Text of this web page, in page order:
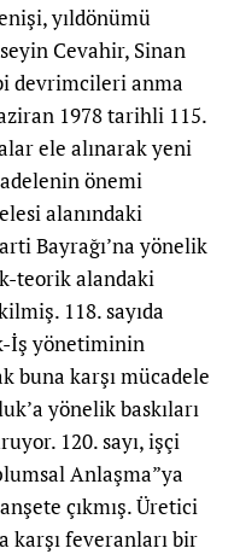
yıldönümü
Cevahir, Sinan
devrimcileri anma
1978 tarihli 115.
ele alınarak yeni
önemi
alanındaki
Bayrağı’na yönelik
teorik alandaki
118. sayıda
İş yönetiminin
buna karşı mücadele
yönelik baskıları
120. sayı, işçi
Anlaşma”ya
çıkmış. Üretici
karşı feveranları bir